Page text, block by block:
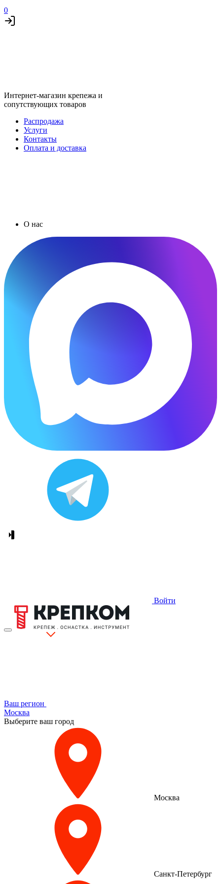
0
Интернет-магазин крепежа и
сопутствующих товаров
Распродажа
Услуги
Контакты
Оплата и доставка
О нас
Войти
Ваш регион
Москва
Выберите ваш город
Москва
Санкт-Петербург